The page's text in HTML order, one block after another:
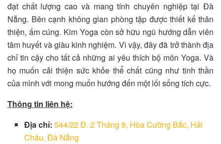
đạt chất lượng cao và mang tính chuyên nghiệp tại Đà
Nẵng. Bên cạnh không gian phòng tập được thiết kế thân
thiện, ấm cúng. Kim Yoga còn sở hữu ngũ hướng dẫn viên
tâm huyết và giàu kinh nghiệm. Vì vậy, đây đã trở thành địa
chỉ tin cậy cho tất cả những ai yêu thích bộ môn Yoga. Và
họ muốn cải thiện sức khỏe thể chất cũng như tinh thần
của mình với mong muốn hướng đến một lối sống tích cực.
Thông tin liên hệ:
Địa chỉ:544/22 Đ. 2 Tháng 9, Hòa Cường Bắc, Hải
Châu, Đà Nẵng